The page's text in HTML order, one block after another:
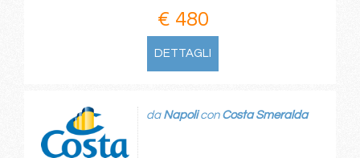
€ 480
DETTAGLI
da Napolicon Costa Smeralda